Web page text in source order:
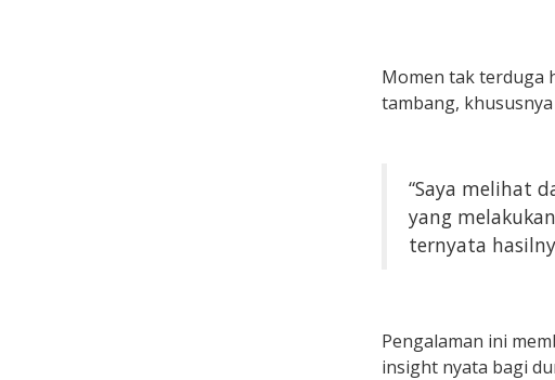
Momen tak terduga
tambang,
“Saya melihat
yang
ternyata
Pengalaman ini
insight nyata bagi